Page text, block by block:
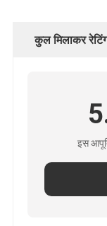
कुल मिलाकर
इस